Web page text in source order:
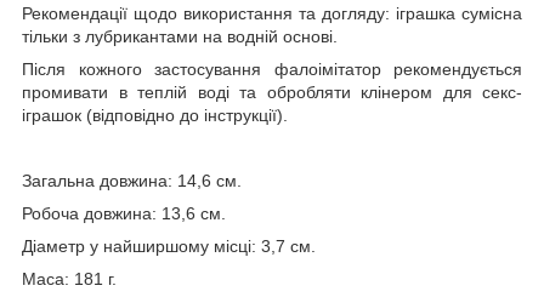
Рекомендації щодо використання та догляду: іграшка сумісна
тільки з лубрикантами на водній основі.
Після кожного застосування фалоімітатор рекомендується
промивати в теплій воді та обробляти клінером для секс-
іграшок (відповідно до інструкції).
Загальна довжина: 14,6 см.
Робоча довжина: 13,6 см.
Діаметр у найширшому місці: 3,7 см.
Маса: 181 г.